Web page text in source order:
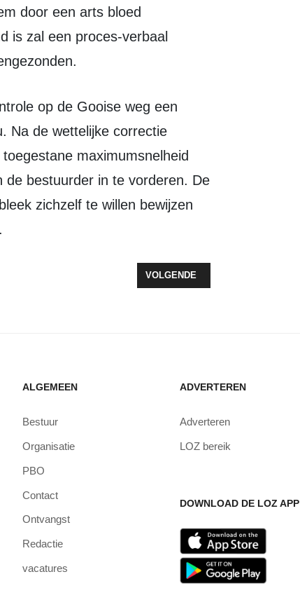
door een arts bloed
is zal een proces-verbaal
Na de wettelijke correctie
maximumsnelheid
de bestuurder in te vorderen. De
zichzelf te willen bewijzen
VOLGENDE ARTIKEL: VUURWERK
VOLGENDE
ALGEMEEN
Bestuur
Organisatie
PBO
Contact
Ontvangst
Redactie
vacatures
ADVERTEREN
Adverteren
LOZ bereik
DOWNLOAD DE LOZ APP